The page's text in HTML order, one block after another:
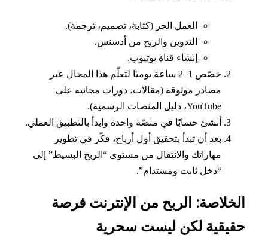
العمل الحر (كتابة، تصميم، ترجمة).
التدوين والربح من أدسنس.
إنشاء قناة يوتيوب.
خصّص 1–2 ساعة يوميًا لتعلّم هذا المجال عبر
مصادر موثوقة (مقالات، دورات مجانية على
YouTube، دليل المنصات الرسمية).
أنشئ حسابًا في منصّة واحدة وابدأ بالتطبيق العملي.
بعد أن تبدأ بتحقيق أول أرباح، فكّر في تطوير
مهاراتك والانتقال من مستوى “الربح البسيط” إلى
“دخل ثابت ومستدام”.
الربح من الإنترنت فرصة
لكن ليست سحرية